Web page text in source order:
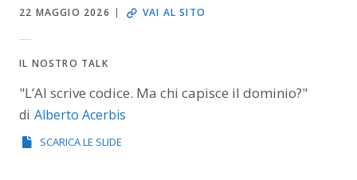
22 MAGGIO 2026 VAI AL SITO
IL NOSTRO TALK
"L’AI scrive codice. Ma chi capisce il dominio?"
di Alberto Acerbis
SCARICA LE SLIDE